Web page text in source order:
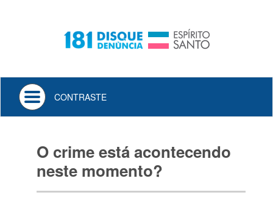
Toggle
navigation
CONTRASTE
O crime está acontecendo
neste momento?